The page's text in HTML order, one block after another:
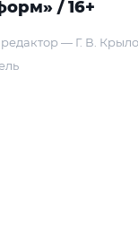
/ 16+
— Г. В.